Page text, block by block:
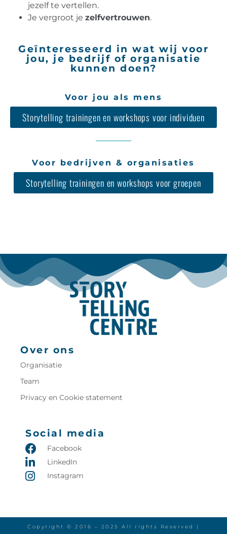
jezelf te vertellen.
Je vergroot je zelfvertrouwen.
Geïnteresseerd in wat wij voor
jou, je bedrijf of organisatie
kunnen doen?
Voor jou als mens
Storytelling trainingen en workshops voor individuen
Voor bedrijven & organisaties
Storytelling trainingen en workshops voor groepen
Over ons
Organisatie
Team
Privacy en Cookie statement
Social media
Facebook
LinkedIn
Instagram
Copyright © 2016 – 2025 All rights Reserved |